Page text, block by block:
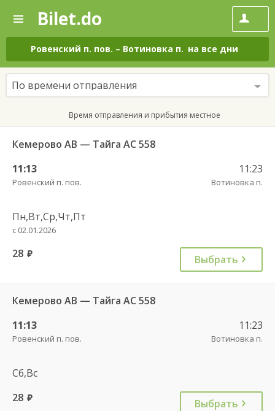
—
Поиск
и
покупка
билетов
на
автобус
онлайн
Bilet.do
Ровенский п. пов. – Вотиновка п. на все дни
По времени отправления
Время отправления и прибытия местное
Кемерово АВ — Тайга АС 558
11:13
Ровенский п. пов.
11:23
Вотиновка п.
Пн,Вт,Ср,Чт,Пт
с 02.01.2026
28 руб. Выбрать
Кемерово АВ — Тайга АС 558
11:13
Ровенский п. пов.
11:23
Вотиновка п.
Сб,Вс
28 руб. Выбрать